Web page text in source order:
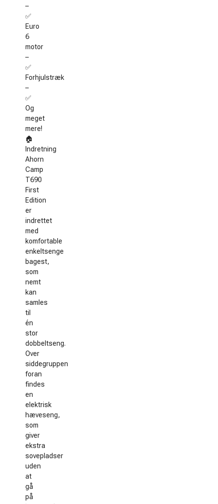
–
✅
Euro
6
motor
–
✅
Forhjulstræk
–
✅
Og
meget
mere!
🏠
Indretning
Ahorn
Camp
T690
First
Edition
er
indrettet
med
komfortable
enkeltsenge
bagest,
som
nemt
kan
samles
til
én
stor
dobbeltseng.
Over
siddegruppen
foran
findes
en
elektrisk
hæveseng,
som
giver
ekstra
sovepladser
uden
at
gå
på